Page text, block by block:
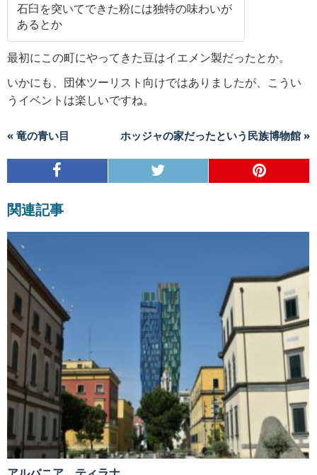
石臼を突いてできた粉には独特の味わいが
あるとか
最初にこの町にやってきた豆はイエメン製だったとか。
いかにも、団体ツーリスト向けではありましたが、こうい
うイベントは楽しいですね。
« 竜の青い目 ホッジャの家だったという民族博物館 »
関連記事